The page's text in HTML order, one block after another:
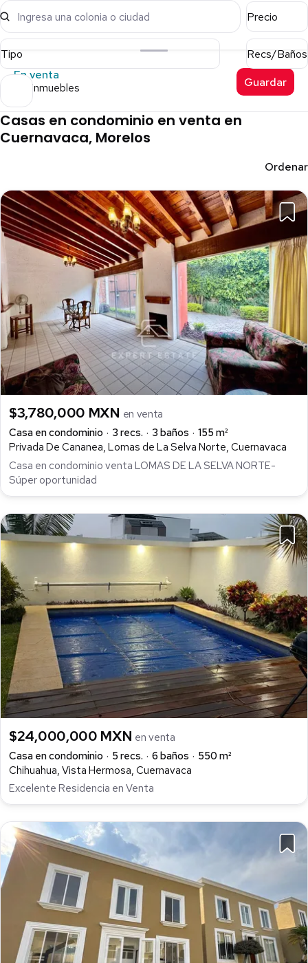
Ingresa una colonia o ciudad Precio
Tipo
Recs/Baños
En venta
214 inmuebles Guardar
Casas en condominio en venta en
Cuernavaca, Morelos
Ordenar
$3,780,000 MXN en venta
Casa en condominio
3 recs. 3 baños
155 m²
Privada De Cananea, Lomas de La Selva Norte, Cuernavaca
Casa en condominio venta LOMAS DE LA SELVA NORTE-
Súper oportunidad
$24,000,000 MXN en venta
Casa en condominio
5 recs. 6 baños
550 m²
Chihuahua, Vista Hermosa, Cuernavaca
Excelente Residencia en Venta